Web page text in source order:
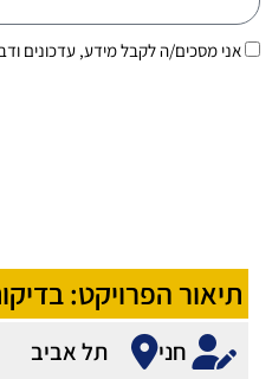
הסכמה
אני מסכים/ה לקבל מידע, עדכונים
תיאור הפרויקט:
חני תל אביב